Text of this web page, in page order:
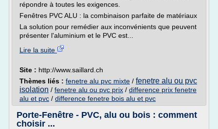
répondre à toutes les exigences.
Fenêtres PVC ALU : la combinaison parfaite de matériaux
La solution pour remédier aux inconvénients que peuvent
présenter l'aluminium et le PVC est...
Lire la suite
Site : http://www.saillard.ch
Thèmes liés : fenetre alu pvc mixte / fenetre alu ou pvc
isolation / fenetre alu ou pvc prix / difference prix fenetre
alu et pvc / difference fenetre bois alu et pvc
Porte-Fenêtre - PVC, alu ou bois : comment
choisir ...